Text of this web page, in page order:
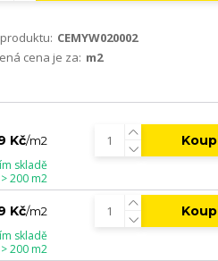
CEMYW020002
cena je za: m2
Kč/m2
skladě
> 200 m2
Kč/m2
skladě
> 200 m2